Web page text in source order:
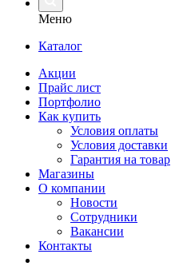
Меню
Каталог
Акции
Прайс лист
Портфолио
Как купить
Условия оплаты
Условия доставки
Гарантия на товар
Магазины
О компании
Новости
Сотрудники
Вакансии
Контакты